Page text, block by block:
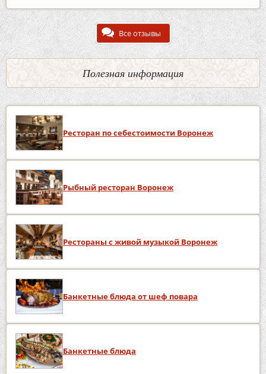
Все отзывы
Полезная информация
Ресторан по себестоимости Воронеж
Рыбный ресторан Воронеж
Рестораны с живой музыкой Воронеж
Банкетные блюда от шеф повара
Банкетные блюда